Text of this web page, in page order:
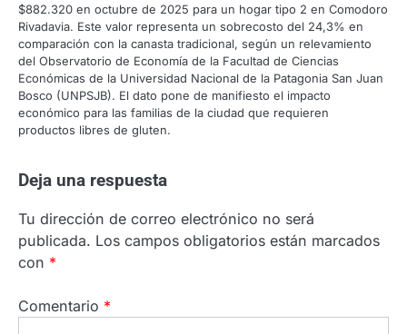
$882.320 en octubre de 2025 para un hogar tipo 2 en Comodoro
Rivadavia. Este valor representa un sobrecosto del 24,3% en
comparación con la canasta tradicional, según un relevamiento
del Observatorio de Economía de la Facultad de Ciencias
Económicas de la Universidad Nacional de la Patagonia San Juan
Bosco (UNPSJB). El dato pone de manifiesto el impacto
económico para las familias de la ciudad que requieren
productos libres de gluten.
Deja una respuesta
Tu dirección de correo electrónico no será
publicada. Los campos obligatorios están marcados
con *
Comentario *